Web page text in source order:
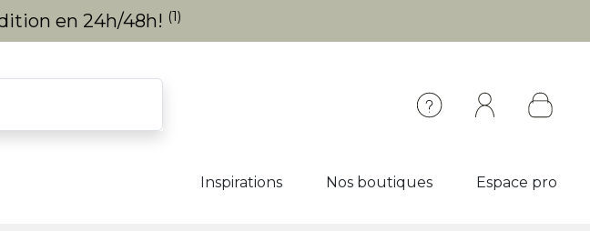
en 24h/48h! (1)
Inspirations Nos boutiques Espace pro